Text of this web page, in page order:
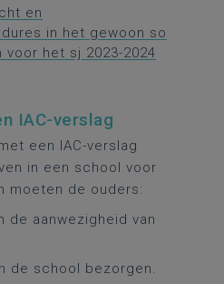
en
in het gewoon so
het sj 2023-2024
IAC-verslag
een IAC-verslag
in een school voor
moeten de ouders:
de aanwezigheid van
de school bezorgen.